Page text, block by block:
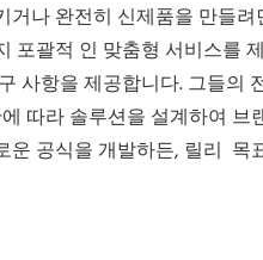
거나 완전히 신제품을 만들
포괄적 인 맞춤형 서비스를
사항을 제공합니다. 그들의
따라 솔루션을 설계하여
운 공식을 개발하든, 릴리 목